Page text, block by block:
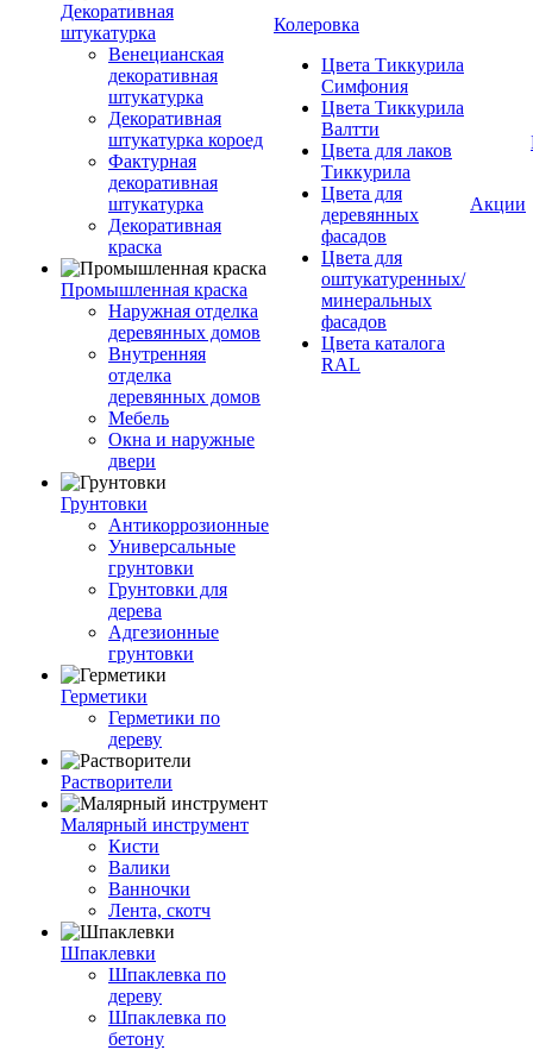
Декоративная
штукатурка
Венецианская
декоративная
штукатурка
Декоративная
штукатурка короед
Фактурная
декоративная
штукатурка
Декоративная
краска
Промышленная краска
Наружная отделка
деревянных домов
Внутренняя
отделка
деревянных домов
Мебель
Окна и наружные
двери
Грунтовки
Антикоррозионные
Универсальные
грунтовки
Грунтовки для
дерева
Адгезионные
грунтовки
Герметики
Герметики по
дереву
Растворители
Малярный инструмент
Кисти
Валики
Ванночки
Лента, скотч
Шпаклевки
Шпаклевка по
дереву
Шпаклевка по
бетону
Колеровка
Цвета Тиккурила
Симфония
Цвета Тиккурила
Валтти
Цвета для лаков
Тиккурила
Цвета для
деревянных
фасадов
Цвета для
оштукатуренных/
минеральных
фасадов
Цвета каталога
RAL
Акции